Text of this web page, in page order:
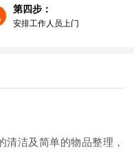
第四步：
安排工作人员上门
洁及简单的物品整理，